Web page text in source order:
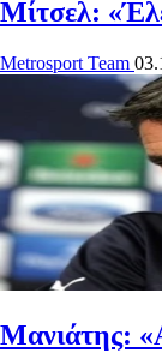
Μίτσελ:
Metrosport Team
Μανιάτης: